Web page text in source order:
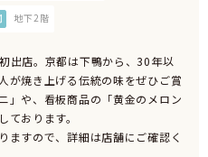
地下2階
出店。京都は下鴨から、30年以
が焼き上げる伝統の味をぜひご賞
」や、看板商品の「黄金のメロン
おります。
すので、詳細は店舗にご確認く